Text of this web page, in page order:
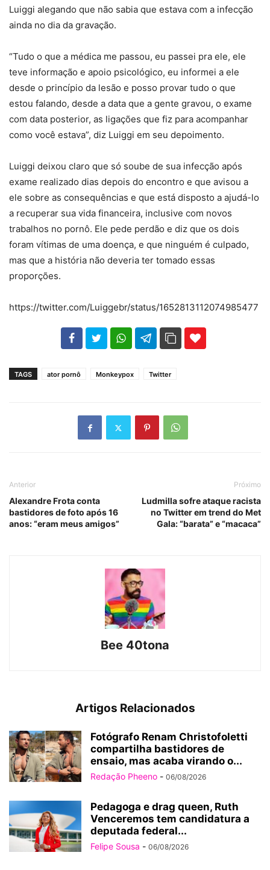
Luiggi alegando que não sabia que estava com a infecção
ainda no dia da gravação.
“Tudo o que a médica me passou, eu passei pra ele, ele
teve informação e apoio psicológico, eu informei a ele
desde o princípio da lesão e posso provar tudo o que
estou falando, desde a data que a gente gravou, o exame
com data posterior, as ligações que fiz para acompanhar
como você estava”, diz Luiggi em seu depoimento.
Luiggi deixou claro que só soube de sua infecção após
exame realizado dias depois do encontro e que avisou a
ele sobre as consequências e que está disposto a ajudá-lo
a recuperar sua vida financeira, inclusive com novos
trabalhos no pornô. Ele pede perdão e diz que os dois
foram vítimas de uma doença, e que ninguém é culpado,
mas que a história não deveria ter tomado essas
proporções.
https://twitter.com/Luiggebr/status/1652813112074985477
102 35
TAGS ator pornô Monkeypox Twitter
Anterior
Alexandre Frota conta
bastidores de foto após 16
anos: “eram meus amigos”
Próximo
Ludmilla sofre ataque racista
no Twitter em trend do Met
Gala: “barata” e “macaca”
Bee 40tona
Artigos Relacionados
Fotógrafo Renam Christofoletti
compartilha bastidores de
ensaio, mas acaba virando o...
Redação Pheeno - 06/08/2026
Pedagoga e drag queen, Ruth
Venceremos tem candidatura a
deputada federal...
Felipe Sousa - 06/08/2026